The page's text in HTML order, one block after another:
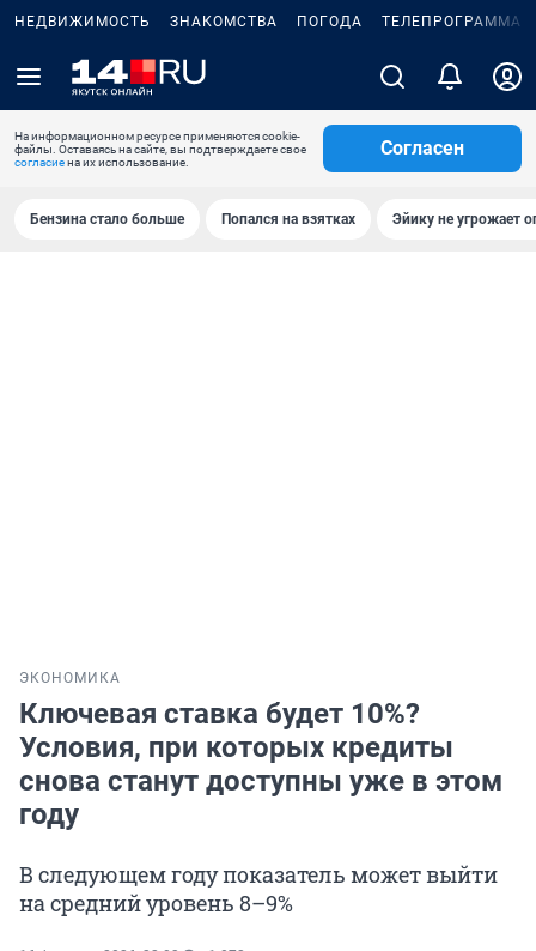
НЕДВИЖИМОСТЬ ЗНАКОМСТВА ПОГОДА ТЕЛЕПРОГРАММА
На информационном ресурсе применяются cookie-
файлы. Оставаясь на сайте, вы подтверждаете свое
согласиена их использование.
Согласен
Бензина стало больше Попался на взятках Эйику не угрожает
ЭКОНОМИКА
Ключевая ставка будет 10%?
Условия, при которых кредиты
снова станут доступны уже в этом
году
В следующем году показатель может выйти
на средний уровень 8–9%